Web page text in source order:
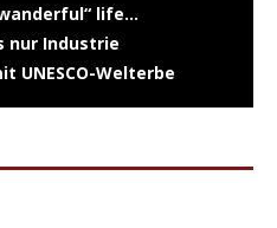
life…
nur Industrie
UNESCO-Welterbe